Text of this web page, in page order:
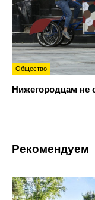
Общество
Нижегородцам не
Рекомендуем